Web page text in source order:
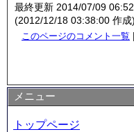
最終更新 2014/07/09
(2012/12/18 03:38:00 作成)
このページのコメント一覧 |
メニュー
トップページ